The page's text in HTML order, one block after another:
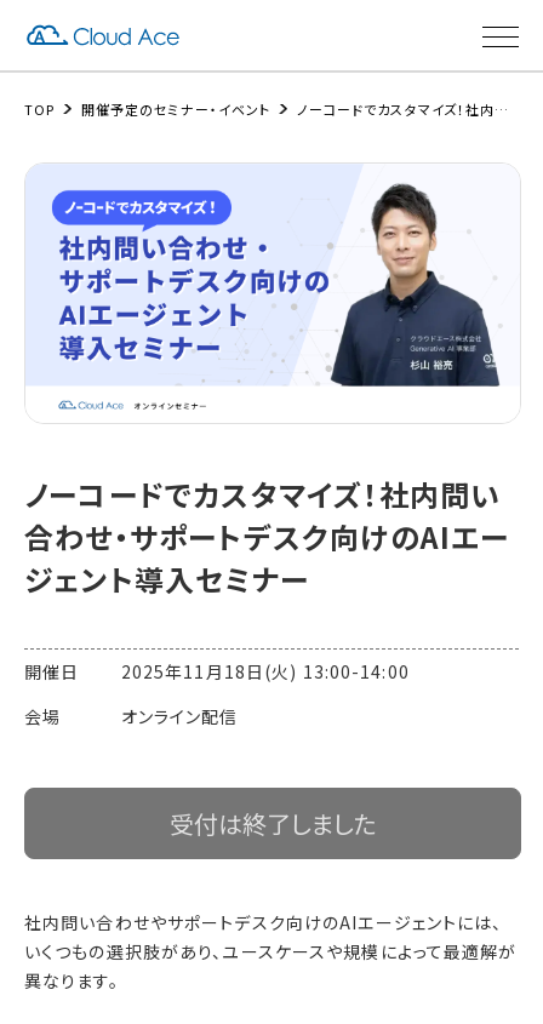
TOP 開催予定のセミナー・イベント ノーコードでカスタマイズ！社内問い合わせ・サポートデスク向けのAIエージェント導入セミナー
ノーコードでカスタマイズ！社内問い
合わせ・サポートデスク向けのAIエー
ジェント導入セミナー
開催日 2025年11月18日(火) 13:00-14:00
会場 オンライン配信
受付は終了しました
社内問い合わせやサポートデスク向けのAIエージェントには、
いくつもの選択肢があり、ユースケースや規模によって最適解が
異なります。